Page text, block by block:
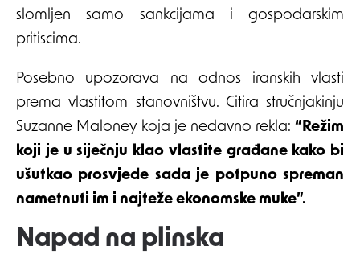
slomljen samo sankcijama i gospodarskim
pritiscima.
Posebno upozorava na odnos iranskih vlasti
prema vlastitom stanovništvu. Citira stručnjakinju
Suzanne Maloney koja je nedavno rekla: “Režim
koji je u siječnju klao vlastite građane kako bi
ušutkao prosvjede sada je potpuno spreman
nametnuti im i najteže ekonomske muke”.
Napad na plinska